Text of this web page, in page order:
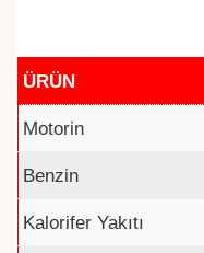
ÜRÜN
Motorin
Benzin
Kalorifer Yakıtı